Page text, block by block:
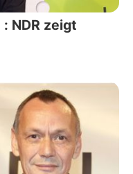
NDR zeigt